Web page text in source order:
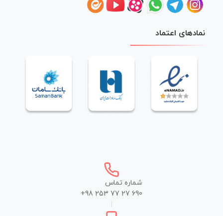
نمادهای اعتماد
شماره تماس
+98 253 77 27 690